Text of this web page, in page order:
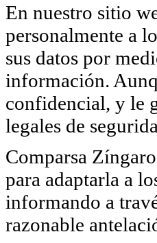
En nuestro sitio
personalmente a
sus datos por
información.
confidencial, y le
legales de
Comparsa
para adaptarla a
informando a
razonable